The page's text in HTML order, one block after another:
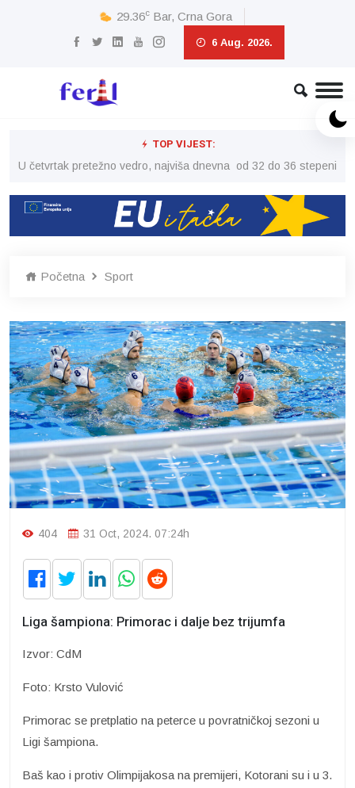
29.36c Bar, Crna Gora
6 Aug. 2026.
TOP VIJEST:
U četvrtak pretežno vedro, najviša dnevna od 32 do 36 stepeni
Početna Sport
404 31 Oct, 2024. 07:24h
Liga šampiona: Primorac i dalje bez trijumfa
Izvor: CdM
Foto: Krsto Vulović
Primorac se pretplatio na peterce u povratničkoj sezoni u
Ligi šampiona.
Baš kao i protiv Olimpijakosa na premijeri, Kotorani su i u 3.